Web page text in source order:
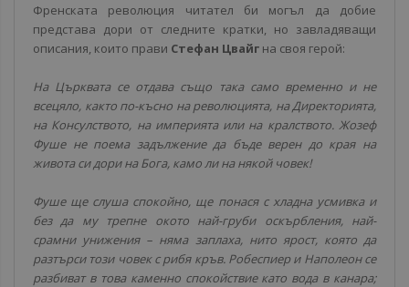
Френската революция читател би могъл да добие
представа дори от следните кратки, но завладяващи
описания, които прави Стефан Цвайг на своя герой:
На Църквата се отдава също така само временно и не
всецяло, както по-късно на революцията, на Директорията,
на Консулството, на империята или на кралството. Жозеф
Фуше не поема задължение да бъде верен до края на
живота си дори на Бога, камо ли на някой човек!
Фуше ще слуша спокойно, ще понася с хладна усмивка и
без да му трепне окото най-груби оскърбления, най-
срамни унижения – няма заплаха, нито ярост, която да
разтърси този човек с рибя кръв. Робеспиер и Наполеон се
разбиват в това каменно спокойствие като вода в канара;